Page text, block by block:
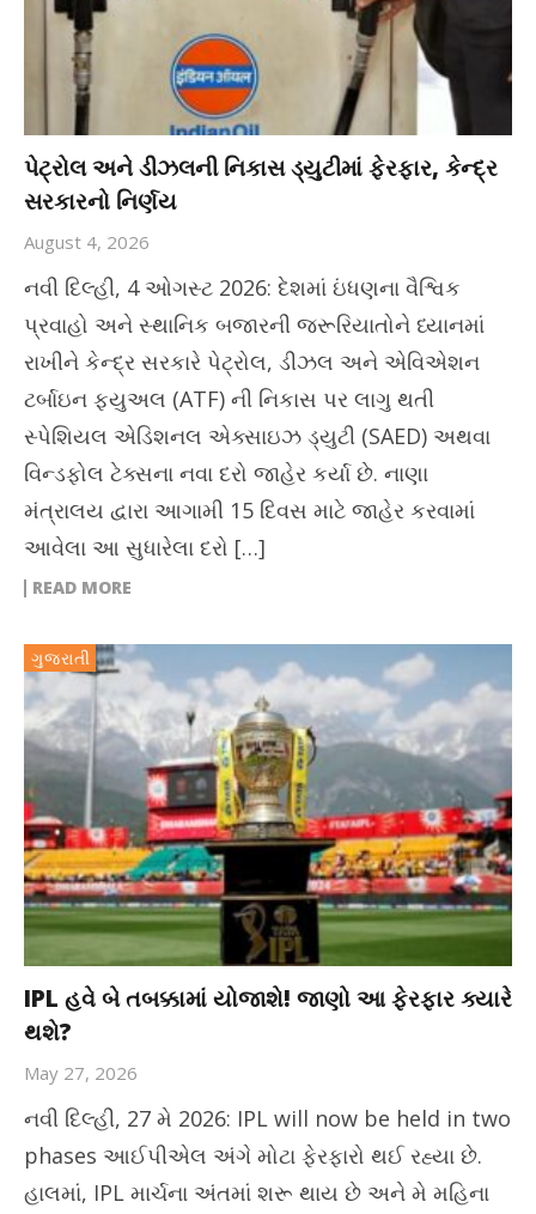
પેટ્રોલ અને ડીઝલની નિકાસ ડ્યુટીમાં ફેરફાર, કેન્દ્ર
સરકારનો નિર્ણય
August 4, 2026
નવી દિલ્હી, 4 ઓગસ્ટ 2026: દેશમાં ઇંધણના વૈશ્વિક
પ્રવાહો અને સ્થાનિક બજારની જરૂરિયાતોને ધ્યાનમાં
રાખીને કેન્દ્ર સરકારે પેટ્રોલ, ડીઝલ અને એવિએશન
ટર્બાઇન ફ્યુઅલ (ATF) ની નિકાસ પર લાગુ થતી
સ્પેશિયલ એડિશનલ એક્સાઇઝ ડ્યુટી (SAED) અથવા
વિન્ડફોલ ટેક્સના નવા દરો જાહેર કર્યા છે. નાણા
મંત્રાલય દ્વારા આગામી 15 દિવસ માટે જાહેર કરવામાં
આવેલા આ સુધારેલા દરો […]
READ MORE
ગુજરાતી
IPL હવે બે તબક્કામાં યોજાશે! જાણો આ ફેરફાર ક્યારે
થશે?
May 27, 2026
નવી દિલ્હી, 27 મે 2026: IPL will now be held in two
phases આઈપીએલ અંગે મોટા ફેરફારો થઈ રહ્યા છે.
હાલમાં, IPL માર્ચના અંતમાં શરૂ થાય છે અને મે મહિના